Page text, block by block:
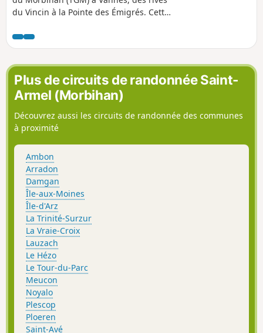
du Vincin à la Pointe des Émigrés. Cette
belles parties littorales de Vannes, avec
la Presqu'île de Conleau, la Rivière du
Vincin et l'embouchure de la Marle. Elle
est particulièrement indiquée pour
observer les oiseaux des différents
milieux (rivière, forêt, littoral, étang...).
La liste est longue des espèces à
apercevoir ou à entendre. Deux
observatoires se trouvent sur le trajet.
Le chemin se pratique toute l'année,
même en période pluvieuse.
Plus de circuits de randonnée Saint-
Armel (Morbihan)
Découvrez aussi les circuits de randonnée des communes
à proximité
Ambon
Arradon
Damgan
Île-aux-Moines
Île-d'Arz
La Trinité-Surzur
La Vraie-Croix
Lauzach
Le Hézo
Le Tour-du-Parc
Meucon
Noyalo
Plescop
Ploeren
Saint-Avé